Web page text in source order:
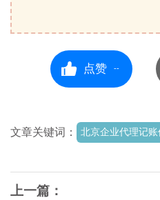
点赞 --
文章关键词： 北京企业代理记账
上一篇：